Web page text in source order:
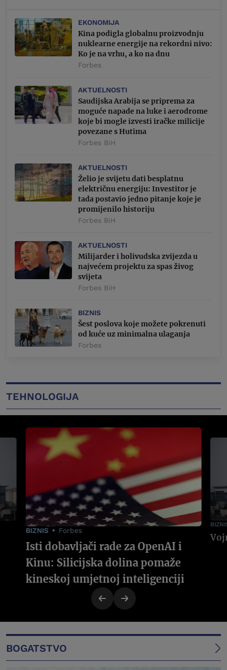
EKONOMIJA
Kina podigla globalnu proizvodnju
nuklearne energije na rekordni nivo:
Ko je na vrhu, a ko na dnu
Forbes
AKTUELNOSTI
Saudijska Arabija se priprema za
moguće napade na luke i aerodrome
koje bi mogle izvesti iračke milicije
povezane s Hutima
Forbes BiH
AKTUELNOSTI
Želio je svijetu dati besplatnu
električnu energiju: Investitor je
tada postavio jedno pitanje koje je
promijenilo historiju
Forbes BiH
AKTUELNOSTI
Milijarder i holivudska zvijezda u
najvećem projektu za spas živog
svijeta
Forbes BiH
BIZNIS
Šest poslova koje možete pokrenuti
od kuće uz minimalna ulaganja
Forbes
TEHNOLOGIJA
BIZNIS Forbes
Isti dobavljači rade za OpenAI i
Kinu: Silicijska dolina pomaže
kineskoj umjetnoj inteligenciji
BOGATSTVO